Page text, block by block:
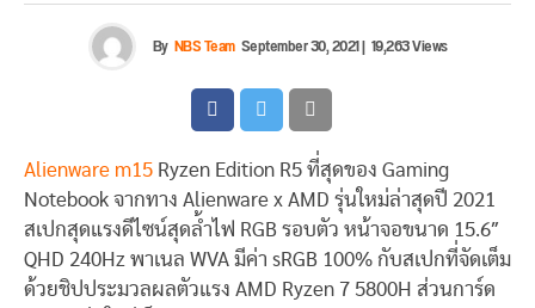
By NBS Team September 30, 2021| 19,263 Views
Alienware m15 Ryzen Edition R5 ที่สุดของ Gaming
Notebook จากทาง Alienware x AMD รุ่นใหม่ล่าสุดปี 2021
สเปกสุดแรงดีไซน์สุดล้ำไฟ RGB รอบตัว หน้าจอขนาด 15.6″
QHD 240Hz พาเนล WVA มีค่า sRGB 100% กับสเปกที่จัดเต็ม
ด้วยชิปประมวลผลตัวแรง AMD Ryzen 7 5800H ส่วนการ์ด